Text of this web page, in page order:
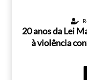
20 anos da Lei
à violência